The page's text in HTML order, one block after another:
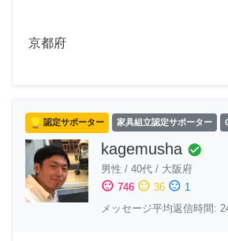
京都府
認定サポーター 家具組立認定サポーター
kagemusha check_circle
男性 / 40代 / 大阪府
sentiment_satisfied 746 sentiment_neutral 36 sentiment_dissatisfied 1
メッセージ平均返信時間: